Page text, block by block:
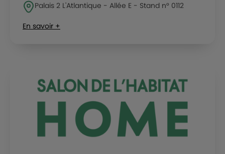
Palais 2 L'Atlantique - Allée E - Stand n° 0112
En savoir +